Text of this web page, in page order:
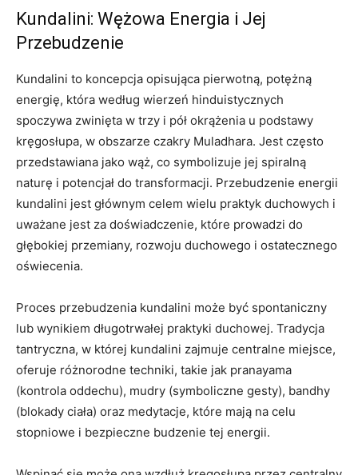
Kundalini: Wężowa Energia i Jej
Przebudzenie
Kundalini to koncepcja opisująca pierwotną, potężną
energię, która według wierzeń hinduistycznych
spoczywa zwinięta w trzy i pół okrążenia u podstawy
kręgosłupa, w obszarze czakry Muladhara. Jest często
przedstawiana jako wąż, co symbolizuje jej spiralną
naturę i potencjał do transformacji. Przebudzenie energii
kundalini jest głównym celem wielu praktyk duchowych i
uważane jest za doświadczenie, które prowadzi do
głębokiej przemiany, rozwoju duchowego i ostatecznego
oświecenia.
Proces przebudzenia kundalini może być spontaniczny
lub wynikiem długotrwałej praktyki duchowej. Tradycja
tantryczna, w której kundalini zajmuje centralne miejsce,
oferuje różnorodne techniki, takie jak pranayama
(kontrola oddechu), mudry (symboliczne gesty), bandhy
(blokady ciała) oraz medytacje, które mają na celu
stopniowe i bezpieczne budzenie tej energii.